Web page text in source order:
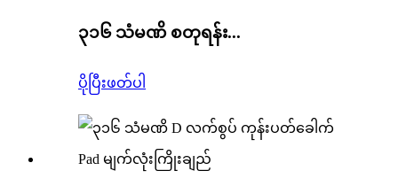
၃၁၆ သံမဏိ စတုရန်း...
ပိုပြီးဖတ်ပါ